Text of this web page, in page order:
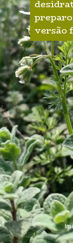
versão